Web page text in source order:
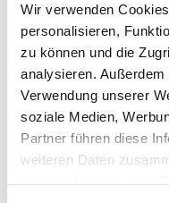
Wir verwenden
personalisieren,
zu können und die
analysieren.
Verwendung unserer
soziale Medien,
Partner führen diese
weiteren Daten
Dies